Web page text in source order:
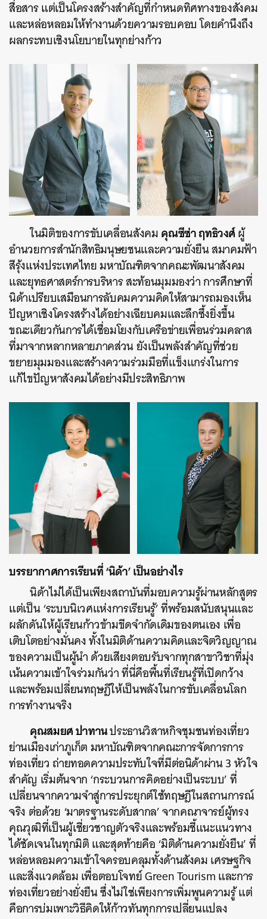
สื่อสาร แต่เป็นโครงสร้างสำคัญที่กำหนดทิศทางของสังคม
และหล่อหลอมให้ทำงานด้วยความรอบคอบ โดยคำนึงถึง
ผลกระทบเชิงนโยบายในทุกย่างก้าว
ในมิติของการขับเคลื่อนสังคมคุณซีซ่า ฤทธิวงศ์ผู้
อำนวยการสำนักสิทธิมนุษยชนและความยั่งยืน สมาคมฟ้า
สีรุ้งแห่งประเทศไทย มหาบัณฑิตจากคณะพัฒนาสังคม
และยุทธศาสตร์การบริหาร สะท้อนมุมมองว่า การศึกษาที่
นิด้าเปรียบเสมือนการลับคมความคิดให้สามารถมองเห็น
ปัญหาเชิงโครงสร้างได้อย่างเฉียบคมและลึกซึ้งยิ่งขึ้น
ขณะเดียวกันการได้เชื่อมโยงกับเครือข่ายเพื่อนร่วมคลาส
ที่มาจากหลากหลายภาคส่วน ยังเป็นพลังสำคัญที่ช่วย
ขยายมุมมองและสร้างความร่วมมือที่แข็งแกร่งในการ
แก้ไขปัญหาสังคมได้อย่างมีประสิทธิภาพ
บรรยากาศการเรียนที่ ‘นิด้า’ เป็นอย่างไร
นิด้าไม่ได้เป็นเพียงสถาบันที่มอบความรู้ผ่านหลักสูตร
แต่เป็น ‘ระบบนิเวศแห่งการเรียนรู้’ ที่พร้อมสนับสนุนและ
ผลักดันให้ผู้เรียนก้าวข้ามขีดจำกัดเดิมของตนเอง เพื่อ
เติบโตอย่างมั่นคง ทั้งในมิติด้านความคิดและจิตวิญญาณ
ของความเป็นผู้นำ ด้วยเสียงตอบรับจากทุกสาขาวิชาที่มุ่ง
เน้นความเข้าใจร่วมกันว่า ที่นี่คือพื้นที่เรียนรู้ที่เปิดกว้าง
และพร้อมเปลี่ยนทฤษฎีให้เป็นพลังในการขับเคลื่อนโลก
การทำงานจริง
คุณสมยศ ปาทานประธานวิสาหกิจชุมชนท่องเที่ยว
ย่านเมืองเก่าภูเก็ต มหาบัณฑิตจากคณะการจัดการการ
ท่องเที่ยว ถ่ายทอดความประทับใจที่มีต่อนิด้าผ่าน 3 หัวใจ
สำคัญ เริ่มต้นจาก ‘กระบวนการคิดอย่างเป็นระบบ’ ที่
เปลี่ยนจากความจำสู่การประยุกต์ใช้ทฤษฎีในสถานการณ์
จริง ต่อด้วย ‘มาตรฐานระดับสากล’ จากคณาจารย์ผู้ทรง
คุณวุฒิที่เป็นผู้เชี่ยวชาญตัวจริงและพร้อมชี้แนะแนวทาง
ได้ชัดเจนในทุกมิติ และสุดท้ายคือ ‘มิติด้านความยั่งยืน’ ที่
หล่อหลอมความเข้าใจครอบคลุมทั้งด้านสังคม เศรษฐกิจ
และสิ่งแวดล้อม เพื่อตอบโจทย์ Green Tourism และการ
ท่องเที่ยวอย่างยั่งยืน ซึ่งไม่ใช่เพียงการเพิ่มพูนความรู้ แต่
คือการบ่มเพาะวิธีคิดให้ก้าวทันทุกการเปลี่ยนแปลง
ค้นหา
SHARE TWEET LINE EMAIL